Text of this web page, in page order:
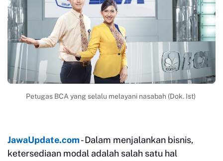
Petugas BCA yang selalu melayani nasabah (Dok. Ist)
JawaUpdate.com- Dalam menjalankan bisnis,
ketersediaan modal adalah salah satu hal